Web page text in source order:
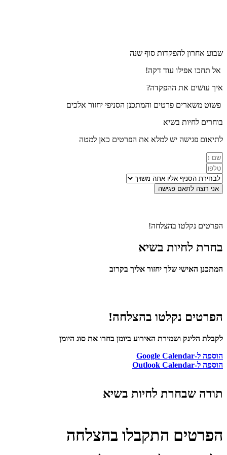
שבוע אחרון להפקדות סוף שנה
אל תחכו אפילו עוד דקה!
איך עושים את ההפקדה?
פשוט משארים פרטים והמתכנן הסניפי יחזור אלכים
בוחרים לחיות בשיא
לתיאום פגישה יש למלא את הפרטים כאן למטה
אני רוצה לתאם פגישה
הפרטים נקלטו בהצלחה!
בחרת לחיות בשיא
המתכנן האישי שלך יחזור אליך בקרוב
הפרטים נקלטו בהצלחה!
לקבלת הלינק ושמירת האירוע ביומן בחרו את סוג היומן
הוספה ל-Google Calendar
הוספה ל-Outlook Calendar
תודה שבחרת לחיות בשיא
הפרטים התקבלו בהצלחה